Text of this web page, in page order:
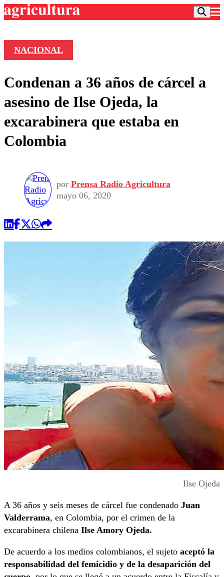
Frecuencias
Agricultura TV
Deportes
Colo Colo
Motor
Torneo Internacional
Torneo Nacional
Universidad Católica
Entretención
Noticias
Nacional
Política
Vida Social
Programas
Comercial
NACIONAL
Condenan a 36 años de cárcel a
asesino de Ilse Ojeda, la
excarabinera que estaba en
Colombia
por Prensa Radio Agricultura
mayo 06, 2020
Ilse Ojeda
A 36 años y seis meses de cárcel fue condenado Juan
Valderrama, en Colombia, por el crimen de la
excarabinera chilena Ilse Amory Ojeda.
De acuerdo a los medios colombianos, el sujeto aceptó la
responsabilidad del femicidio y de la desaparición del